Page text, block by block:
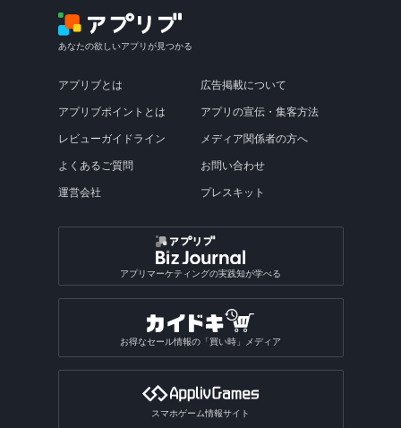
あなたの欲しいアプリが見つかる
アプリブとは
アプリブポイントとは
レビューガイドライン
よくあるご質問
運営会社
広告掲載について
アプリの宣伝・集客方法
メディア関係者の方へ
お問い合わせ
プレスキット
アプリマーケティングの実践知が学べる
お得なセール情報の「買い時」メディア
スマホゲーム情報サイト